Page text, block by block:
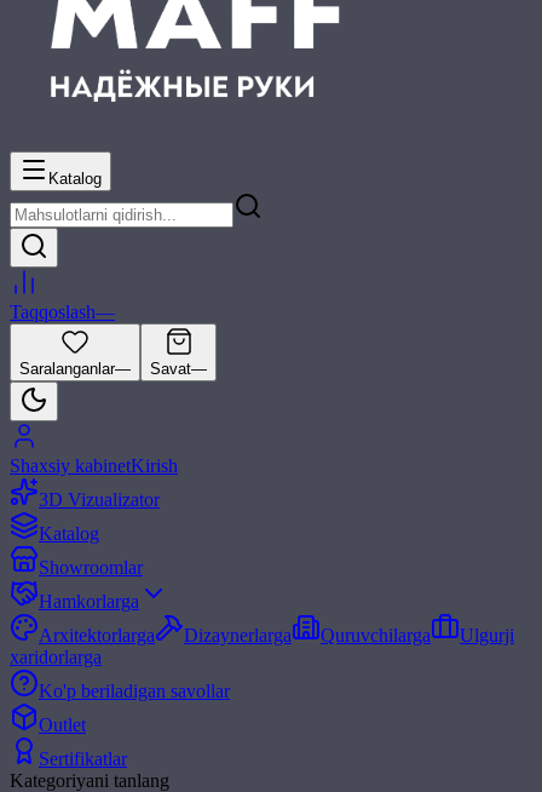
Katalog
Taqqoslash—
Saralanganlar— Savat—
Shaxsiy kabinetKirish
3D Vizualizator
Katalog
Showroomlar
Hamkorlarga
Arxitektorlarga
Dizaynerlarga Quruvchilarga
Ulgurji
xaridorlarga
Ko'p beriladigan savollar
Outlet
Sertifikatlar
Kategoriyani tanlang